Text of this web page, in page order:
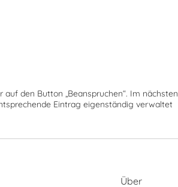
den Button „Beanspruchen“. Im nächsten
Eintrag eigenständig verwaltet
Über